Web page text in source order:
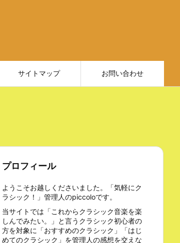
サイトマップ お問い合わせ
プロフィール
ようこそお越しくださいました。「気軽にク
ラシック！」管理人のpiccoloです。
当サイトでは「これからクラシック音楽を楽
しんでみたい。」と言うクラシック初心者の
方を対象に「おすすめのクラシック」「はじ
めてのクラシック」を管理人の感想を交えな